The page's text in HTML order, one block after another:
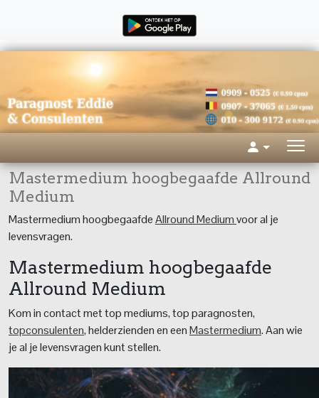
Mastermedium hoogbegaafde Allround
Medium
Mastermedium hoogbegaafdeAllround Mediumvoor al je
levensvragen.
Mastermedium hoogbegaafde
Allround Medium
Kom in contact met top mediums, top paragnosten,
topconsulenten, helderzienden en eenMastermedium. Aan wie
je al je levensvragen kunt stellen.